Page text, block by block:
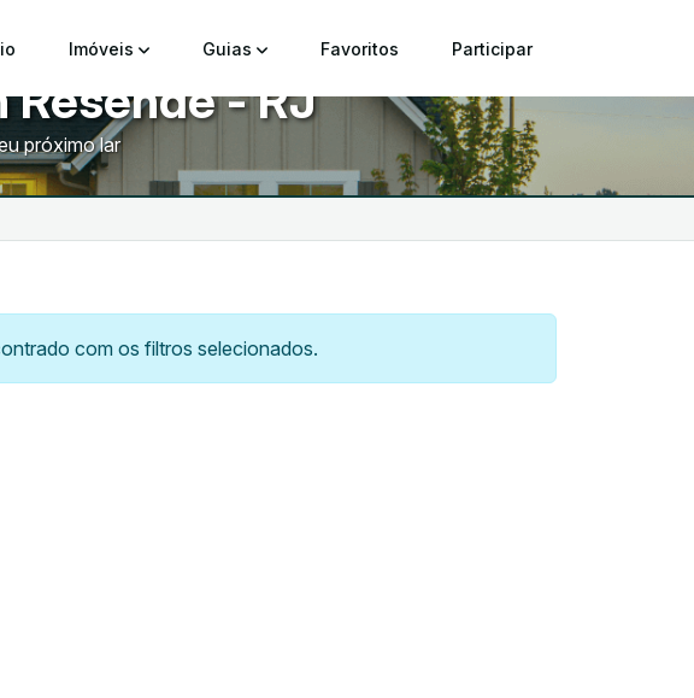
Imóveis Guias Favoritos Participar
- RJ
próximo lar
com os filtros selecionados.